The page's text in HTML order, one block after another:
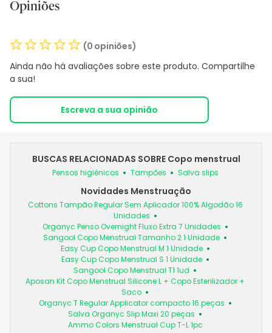
Opiniões
(0 opiniões)
Ainda não há avaliações sobre este produto. Compartilhe
a sua!
Escreva a sua opinião
BUSCAS RELACIONADAS SOBRE Copo menstrual
Pensos higiénicos Tampões Salva slips
Novidades Menstruação
Cottons Tampão Regular Sem Aplicador 100% Algodão 16
Unidades
Organyc Penso Overnight Fluxo Extra 7 Unidades
Sangool Copo Menstrual Tamanho 2 1 Unidade
Easy Cup Copo Menstrual M 1 Unidade
Easy Cup Copo Menstrual S 1 Unidade
Sangool Copo Menstrual T1 1ud
Aposan Kit Copo Menstrual Silicone L + Copo Esterilizador +
Saco
Organyc T Regular Applicator compacto 16 peças
Salva Organyc Slip Maxi 20 peças
Ammo Colors Menstrual Cup T-L 1pc